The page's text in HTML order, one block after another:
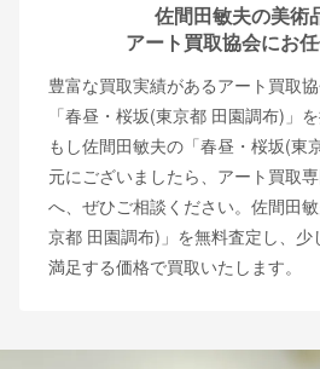
佐間田敏夫の美術
アート買取協会にお
豊富な買取実績があるアート買取
「春昼・桜坂(東京都 田園調布)」
もし佐間田敏夫の「春昼・桜坂(東
元にございましたら、アート買取
へ、ぜひご相談ください。佐間田
京都 田園調布)」を無料査定し、
満足する価格で買取いたします。